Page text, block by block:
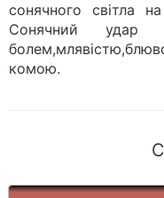
сонячного світла
Сонячний удар
комою.